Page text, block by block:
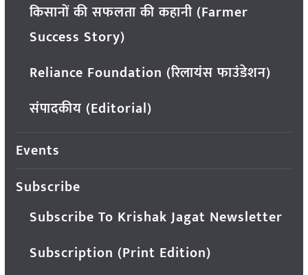
किसानों की सफलता की कहानी (Farmer
Success Story)
Reliance Foundation (रिलायंस फाउंडेशन)
संपादकीय (Editorial)
Events
Subscribe
Subscribe To Krishak Jagat Newsletter
Subscription (Print Edition)